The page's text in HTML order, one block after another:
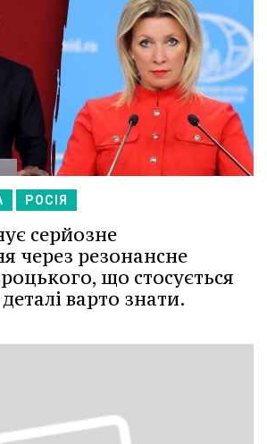
РОСІЯ
серйозне
через резонансне
що стосується
варто знати.